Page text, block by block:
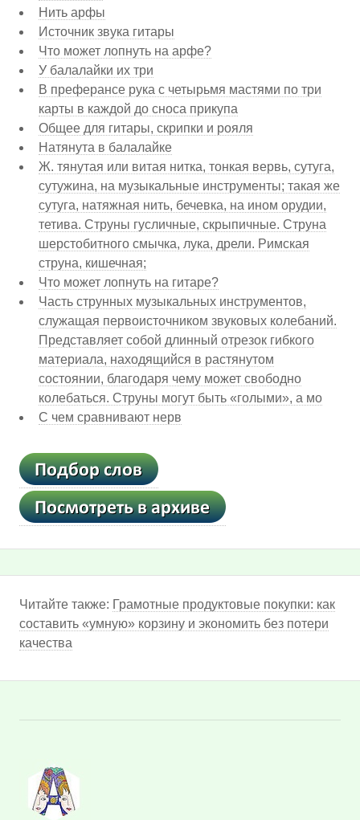
Нить арфы
Источник звука гитары
Что может лопнуть на арфе?
У балалайки их три
В преферансе рука с четырьмя мастями по три
карты в каждой до сноса прикупа
Общее для гитары, скрипки и рояля
Натянута в балалайке
Ж. тянутая или витая нитка, тонкая вервь, сутуга,
сутужина, на музыкальные инструменты; такая же
сутуга, натяжная нить, бечевка, на ином орудии,
тетива. Струны гусличные, скрыпичные. Струна
шерстобитного смычка, лука, дрели. Римская
струна, кишечная;
Что может лопнуть на гитаре?
Часть струнных музыкальных инструментов,
служащая первоисточником звуковых колебаний.
Представляет собой длинный отрезок гибкого
материала, находящийся в растянутом
состоянии, благодаря чему может свободно
колебаться. Струны могут быть «голыми», а мо
С чем сравнивают нерв
Читайте также: Грамотные продуктовые покупки: как
составить «умную» корзину и экономить без потери
качества